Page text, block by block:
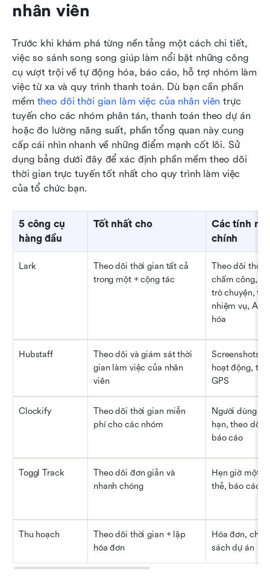
nhân viên
Trước khi khám phá từng nền tảng một cách chi tiết,
việc so sánh song song giúp làm nổi bật những công
cụ vượt trội về tự động hóa, báo cáo, hỗ trợ nhóm làm
việc từ xa và quy trình thanh toán. Dù bạn cần phần
mềm theo dõi thời gian làm việc của nhân viên trực
tuyến cho các nhóm phân tán, thanh toán theo dự án
hoặc đo lường năng suất, phần tổng quan này cung
cấp cái nhìn nhanh về những điểm mạnh cốt lõi. Sử
dụng bảng dưới đây để xác định phần mềm theo dõi
thời gian trực tuyến tốt nhất cho quy trình làm việc
của tổ chức bạn.
5 công cụ
hàng đầu
Tốt nhất cho
Các tính
chính
Lark
Theo dõi thời gian tất cả
trong một + cộng tác
Theo dõi thời
chấm công,
trò chuyện, tài
nhiệm vụ, AI,
hóa
Hubstaff
Theo dõi và giám sát thời
gian làm việc của nhân
viên
Screenshots,
hoạt động,
GPS
Clockify
Theo dõi thời gian miễn
phí cho các nhóm
Người dùng
hạn, theo dõi
báo cáo
Toggl Track
Theo dõi đơn giản và
nhanh chóng
Hẹn giờ một
thẻ, báo cáo
Thu hoạch
Theo dõi thời gian + lập
hóa đơn
Hóa đơn, chi
sách dự án